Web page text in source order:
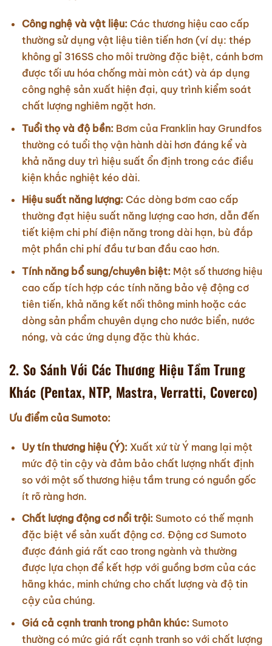
Công nghệ và vật liệu:Các thương hiệu cao cấp
thường sử dụng vật liệu tiên tiến hơn (ví dụ: thép
không gỉ 316SS cho môi trường đặc biệt, cánh bơm
được tối ưu hóa chống mài mòn cát) và áp dụng
công nghệ sản xuất hiện đại, quy trình kiểm soát
chất lượng nghiêm ngặt hơn.
Tuổi thọ và độ bền:Bơm của Franklin hay Grundfos
thường có tuổi thọ vận hành dài hơn đáng kể và
khả năng duy trì hiệu suất ổn định trong các điều
kiện khắc nghiệt kéo dài.
Hiệu suất năng lượng:Các dòng bơm cao cấp
thường đạt hiệu suất năng lượng cao hơn, dẫn đến
tiết kiệm chi phí điện năng trong dài hạn, bù đắp
một phần chi phí đầu tư ban đầu cao hơn.
Tính năng bổ sung/chuyên biệt:Một số thương hiệu
cao cấp tích hợp các tính năng bảo vệ động cơ
tiên tiến, khả năng kết nối thông minh hoặc các
dòng sản phẩm chuyên dụng cho nước biển, nước
nóng, và các ứng dụng đặc thù khác.
2. So Sánh Với Các Thương Hiệu Tầm Trung
Khác (Pentax, NTP, Mastra, Verratti, Coverco)
Ưu điểm của Sumoto:
Uy tín thương hiệu (Ý):Xuất xứ từ Ý mang lại một
mức độ tin cậy và đảm bảo chất lượng nhất định
so với một số thương hiệu tầm trung có nguồn gốc
ít rõ ràng hơn.
Chất lượng động cơ nổi trội:Sumoto có thế mạnh
đặc biệt về sản xuất động cơ. Động cơ Sumoto
được đánh giá rất cao trong ngành và thường
được lựa chọn để kết hợp với guồng bơm của các
hãng khác, minh chứng cho chất lượng và độ tin
cậy của chúng.
Giá cả cạnh tranh trong phân khúc:Sumoto
thường có mức giá rất cạnh tranh so với chất lượng